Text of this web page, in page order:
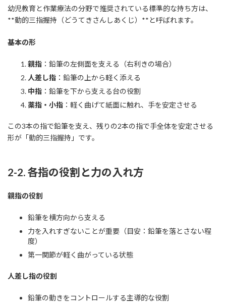
幼児教育と作業療法の分野で推奨されている標準的な持ち方は、
**動的三指握持（どうてきさんしあくじ）**と呼ばれます。
基本の形
親指 ：鉛筆の左側面を支える（右利きの場合）
人差し指 ：鉛筆の上から軽く添える
中指 ：鉛筆を下から支える台の役割
薬指・小指 ：軽く曲げて紙面に触れ、手を安定させる
この3本の指で鉛筆を支え、残りの2本の指で手全体を安定させる
形が「動的三指握持」です。
2-2. 各指の役割と力の入れ方
親指の役割
鉛筆を横方向から支える
力を入れすぎないことが重要（目安：鉛筆を落とさない程
度）
第一関節が軽く曲がっている状態
人差し指の役割
鉛筆の動きをコントロールする主導的な役割